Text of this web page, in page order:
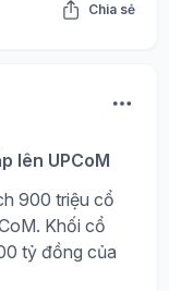
Chia sẻ
lên UPCoM
900 triệu cổ
Khối cổ
tỷ đồng của